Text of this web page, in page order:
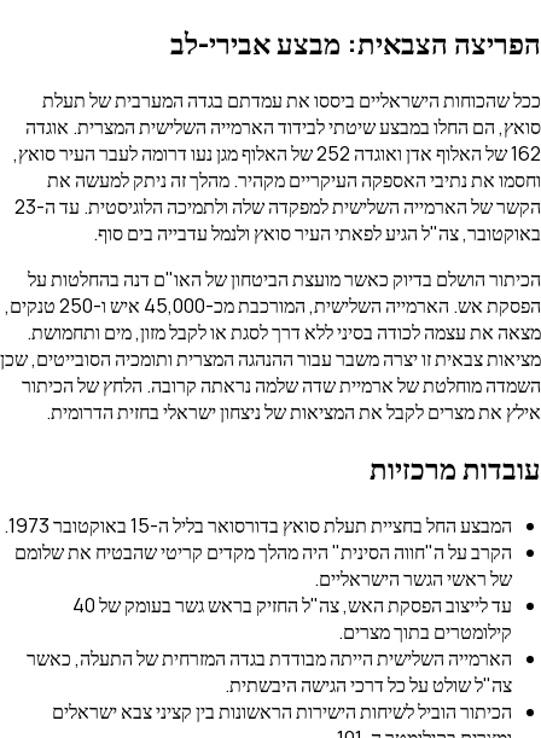
הפריצה הצבאית: מבצע אבירי-לב
ככל שהכוחות הישראליים ביססו את עמדתם בגדה המערבית של תעלת
סואץ, הם החלו במבצע שיטתי לבידוד הארמייה השלישית המצרית. אוגדה
162 של האלוף אדן ואוגדה 252 של האלוף מגן נעו דרומה לעבר העיר סואץ,
וחסמו את נתיבי האספקה העיקריים מקהיר. מהלך זה ניתק למעשה את
הקשר של הארמייה השלישית למפקדה שלה ולתמיכה הלוגיסטית. עד ה-23
באוקטובר, צה"ל הגיע לפאתי העיר סואץ ולנמל עדבייה בים סוף.
הכיתור הושלם בדיוק כאשר מועצת הביטחון של האו"ם דנה בהחלטות על
הפסקת אש. הארמייה השלישית, המורכבת מכ-45,000 איש ו-250 טנקים,
מצאה את עצמה לכודה בסיני ללא דרך לסגת או לקבל מזון, מים ותחמושת.
מציאות צבאית זו יצרה משבר עבור ההנהגה המצרית ותומכיה הסובייטים, שכן
השמדה מוחלטת של ארמיית שדה שלמה נראתה קרובה. הלחץ של הכיתור
אילץ את מצרים לקבל את המציאות של ניצחון ישראלי בחזית הדרומית.
עובדות מרכזיות
המבצע החל בחציית תעלת סואץ בדורסואר בליל ה-15 באוקטובר 1973.
הקרב על ה"חווה הסינית" היה מהלך מקדים קריטי שהבטיח את שלומם
של ראשי הגשר הישראליים.
עד לייצוב הפסקת האש, צה"ל החזיק בראש גשר בעומק של 40
קילומטרים בתוך מצרים.
הארמייה השלישית הייתה מבודדת בגדה המזרחית של התעלה, כאשר
צה"ל שולט על כל דרכי הגישה היבשתית.
הכיתור הוביל לשיחות הישירות הראשונות בין קציני צבא ישראלים